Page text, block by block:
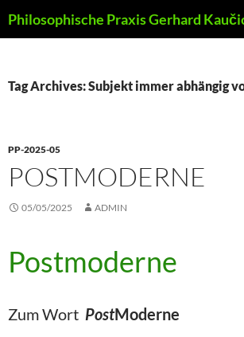
to
Tag Archives: Subjekt immer abhängig
PP-2025-05
POSTMODERNE
05/05/2025 ADMIN
Postmoderne
Zum Wort PostModerne